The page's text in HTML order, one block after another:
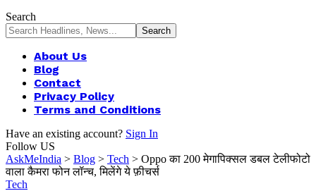
Search
About Us
Blog
Contact
Privacy Policy
Terms and Conditions
Have an existing account? Sign In
Follow US
AskMeIndia > Blog > Tech > Oppo का 200 मेगापिक्सल डबल टेलीफोटो
वाला कैमरा फोन लॉन्च, मिलेंगे ये फ़ीचर्स
Tech